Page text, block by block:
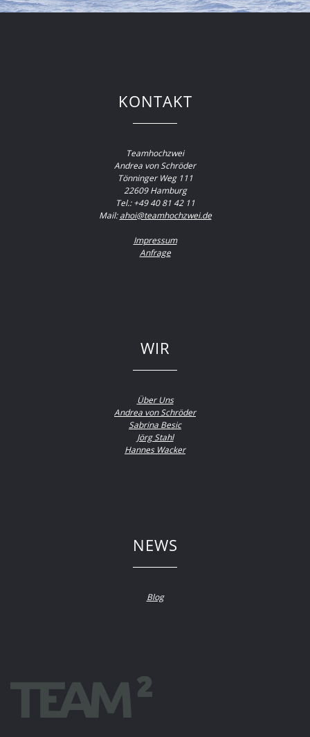
KONTAKT
Teamhochzwei
Andrea von Schröder
Tönninger Weg 111
22609 Hamburg
Tel.: +49 40 81 42 11
Mail:ahoi@teamhochzwei.de
Impressum
Anfrage
WIR
Über Uns
Andrea von Schröder
Sabrina Besic
Jörg Stahl
Hannes Wacker
NEWS
Blog